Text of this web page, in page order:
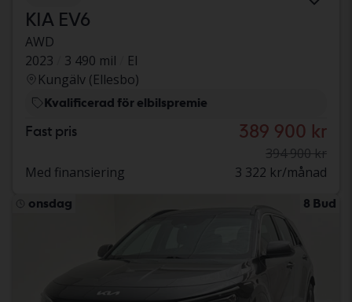
KIA EV6
AWD
2023
3 490 mil
El
Kungälv (Ellesbo)
Kvalificerad för elbilspremie
Fast pris 389 900 kr
394 900 kr
Med finansiering
3 322 kr/månad
onsdag 8 Bud